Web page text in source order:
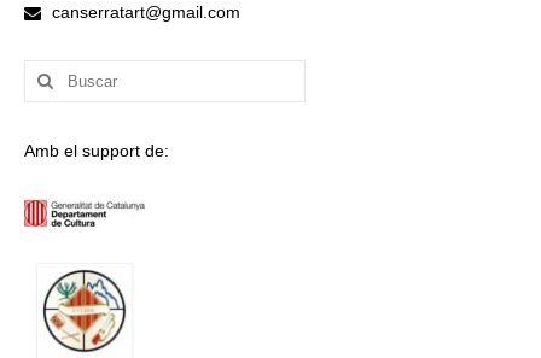
canserratart@gmail.com
Buscar
por:
Amb el support de: